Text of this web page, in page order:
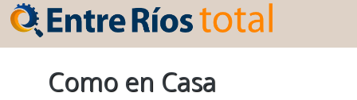
Como en Casa